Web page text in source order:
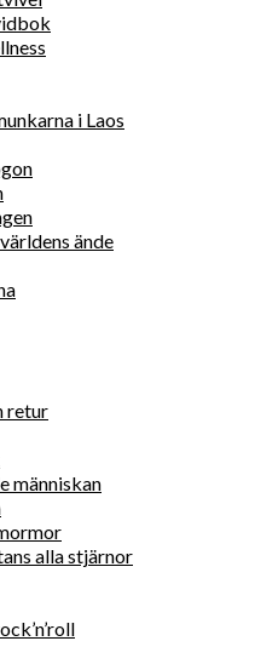
i Laos
ände
retur
människan
alla stjärnor